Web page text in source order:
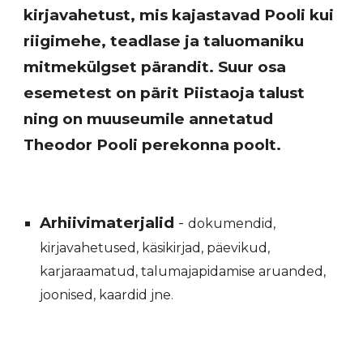
kirjavahetust, mis kajastavad Pooli kui
riigimehe, teadlase ja taluomaniku
mitmekülgset pärandit. Suur osa
esemetest on pärit Piistaoja talust
ning on muuseumile annetatud
Theodor Pooli perekonna poolt.
Arhiivimaterjalid -dokumendid,
kirjavahetused, käsikirjad, päevikud,
karjaraamatud, talumajapidamise aruanded,
joonised, kaardid jne.